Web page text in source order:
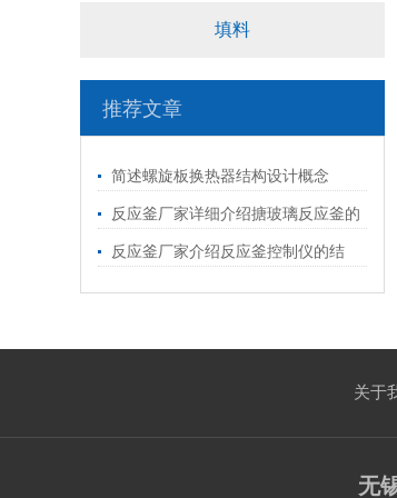
填料
推荐文章
简述螺旋板换热器结构设计概念
反应釜厂家详细介绍搪玻璃反应釜的
加热方式和内温变化
反应釜厂家介绍反应釜控制仪的结
关于
无